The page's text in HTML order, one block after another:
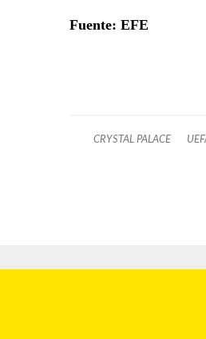
Fuente: EFE
CRYSTAL PALACE